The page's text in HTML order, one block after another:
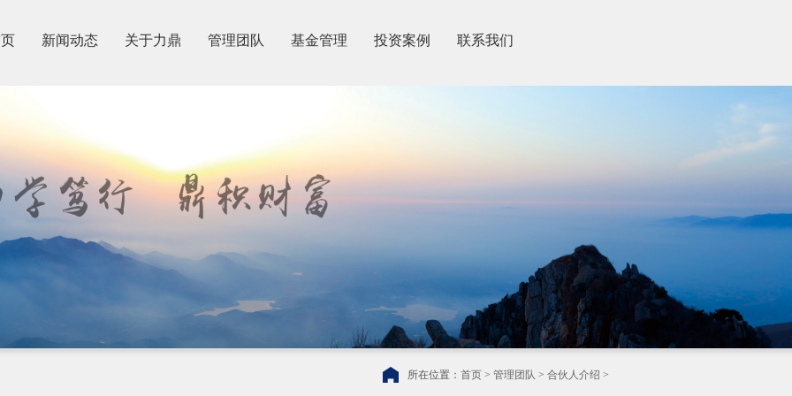
新闻动态 关于力鼎 管理团队 基金管理 投资案例 联系我们
所在位置： 首页 > 管理团队 > 合伙人介绍 >